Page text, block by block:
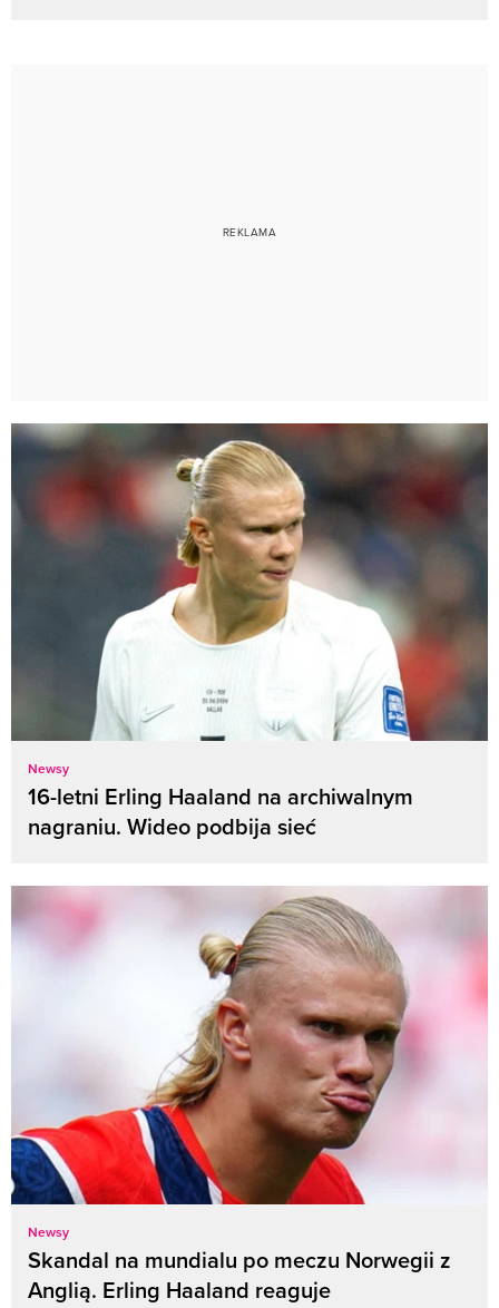
Newsy
16-letni Erling Haaland na archiwalnym
nagraniu. Wideo podbija sieć
Newsy
Skandal na mundialu po meczu Norwegii z
Anglią. Erling Haaland reaguje